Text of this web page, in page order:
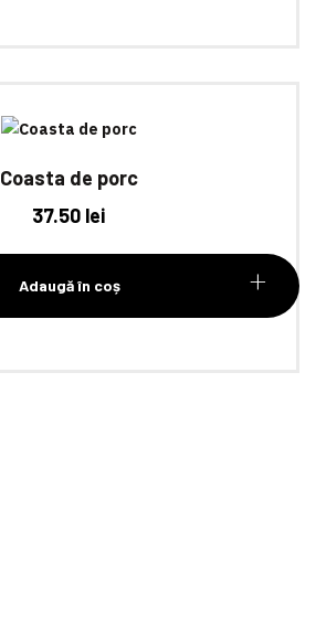
Coasta de porc
37.50 lei
Adaugă în coș